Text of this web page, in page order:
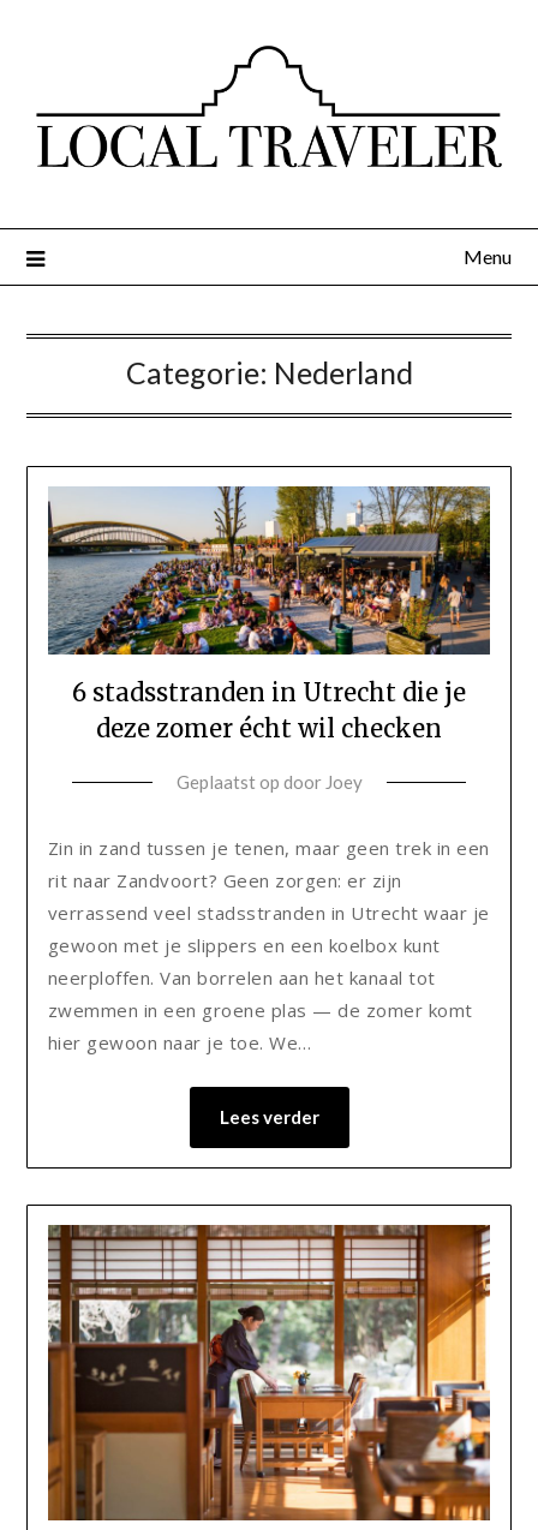
Menu
Categorie: Nederland
6 stadsstranden in Utrecht die je
deze zomer écht wil checken
Geplaatst op door Joey
Zin in zand tussen je tenen, maar geen trek in een
rit naar Zandvoort? Geen zorgen: er zijn
verrassend veel stadsstranden in Utrecht waar je
gewoon met je slippers en een koelbox kunt
neerploffen. Van borrelen aan het kanaal tot
zwemmen in een groene plas — de zomer komt
hier gewoon naar je toe. We…
Lees verder